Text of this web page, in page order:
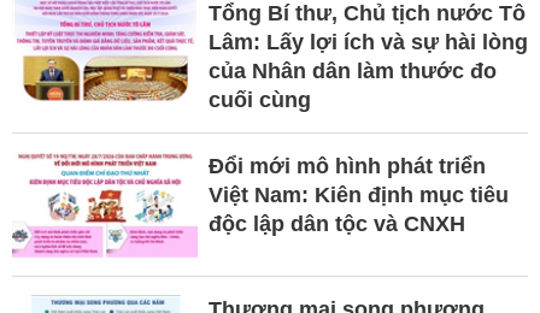
Tổng Bí thư, Chủ tịch nước Tô
Lâm: Lấy lợi ích và sự hài lòng
của Nhân dân làm thước đo
cuối cùng
Đổi mới mô hình phát triển
Việt Nam: Kiên định mục tiêu
độc lập dân tộc và CNXH